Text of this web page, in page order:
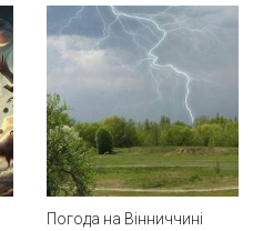
Погода на Вінниччині